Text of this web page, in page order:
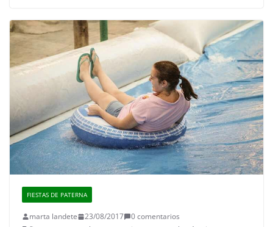
FIESTAS DE PATERNA
marta landete 23/08/2017
0 comentarios